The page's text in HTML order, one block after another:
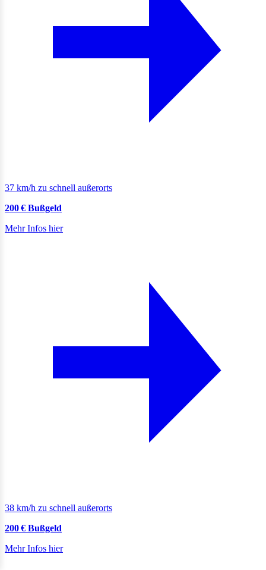
37 km/h zu schnell außerorts
200 € Bußgeld
Mehr Infos hier
38 km/h zu schnell außerorts
200 € Bußgeld
Mehr Infos hier